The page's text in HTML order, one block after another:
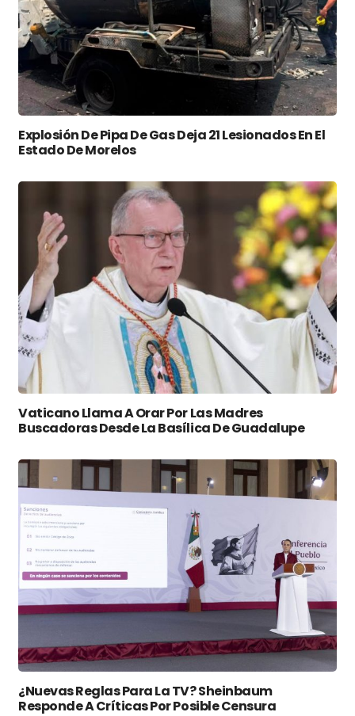
Explosión De Pipa De Gas Deja 21 Lesionados En El
Estado De Morelos
Vaticano Llama A Orar Por Las Madres
Buscadoras Desde La Basílica De Guadalupe
¿Nuevas Reglas Para La TV? Sheinbaum
Responde A Críticas Por Posible Censura